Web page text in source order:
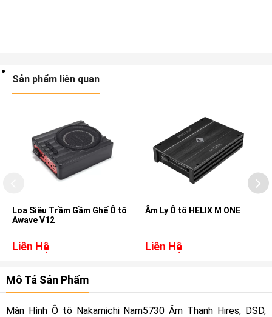
Sản phẩm liên quan
Loa Siêu Trầm Gầm Ghế Ô tô
Awave V12
Liên Hệ
Âm Ly Ô tô HELIX M ONE
Liên Hệ
Mô Tả Sản Phẩm
Màn Hình Ô tô Nakamichi Nam5730 Âm Thanh Hires, DSD,